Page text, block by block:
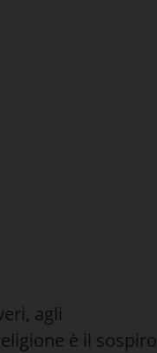
agli
è il sospiro